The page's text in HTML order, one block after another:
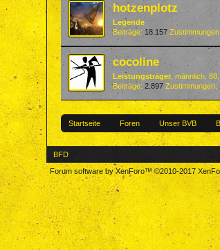
hotzenplotz
Legende
Beiträge: 18.157 Zustimmungen:
cocoline
Leistungsträger, männlich,
Beiträge: 2.897 Zustimmungen:
Startseite Foren Unser BVB
BFD
Forum software by XenForo™©2010-2017